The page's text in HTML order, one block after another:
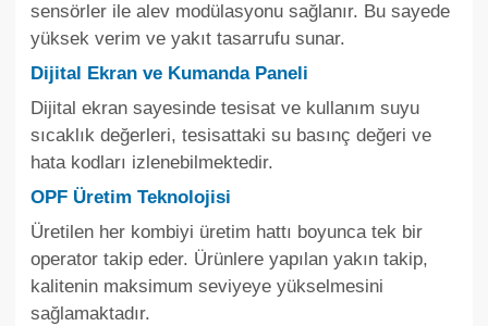
sensörler ile alev modülasyonu sağlanır. Bu sayede
yüksek verim ve yakıt tasarrufu sunar.
Dijital Ekran ve Kumanda Paneli
Dijital ekran sayesinde tesisat ve kullanım suyu
sıcaklık değerleri, tesisattaki su basınç değeri ve
hata kodları izlenebilmektedir.
OPF Üretim Teknolojisi
Üretilen her kombiyi üretim hattı boyunca tek bir
operator takip eder. Ürünlere yapılan yakın takip,
kalitenin maksimum seviyeye yükselmesini
sağlamaktadır.